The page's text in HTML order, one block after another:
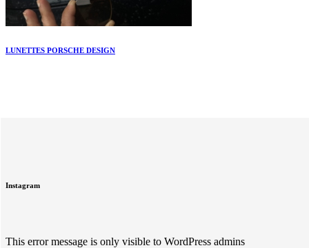
LUNETTES PORSCHE DESIGN
Instagram
This error message is only visible to WordPress admins